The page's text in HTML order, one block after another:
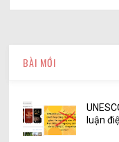
BÀI MỚI
luận